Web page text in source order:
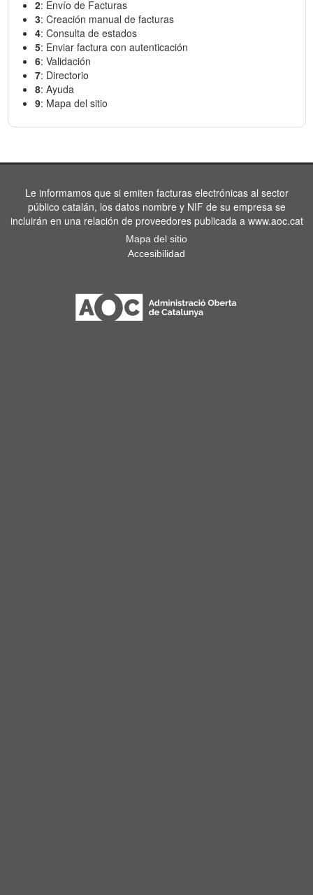
2: Envío de Facturas
3: Creación manual de facturas
4: Consulta de estados
5: Enviar factura con autenticación
6: Validación
7: Directorio
8: Ayuda
9: Mapa del sitio
Le informamos que si emiten facturas electrónicas al sector
público catalán, los datos nombre y NIF de su empresa se
incluirán en una relación de proveedores publicada a www.aoc.cat
Mapa del sitio
Accesibilidad